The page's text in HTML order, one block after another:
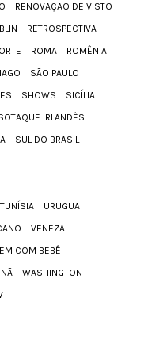
RENOVAÇÃO DE VISTO
RETROSPECTIVA
ROMA
ROMÊNIA
SÃO PAULO
SHOWS
SICÍLIA
IRLANDÊS
SUL DO BRASIL
TUNÍSIA
URUGUAI
VENEZA
COM BEBÊ
WASHINGTON